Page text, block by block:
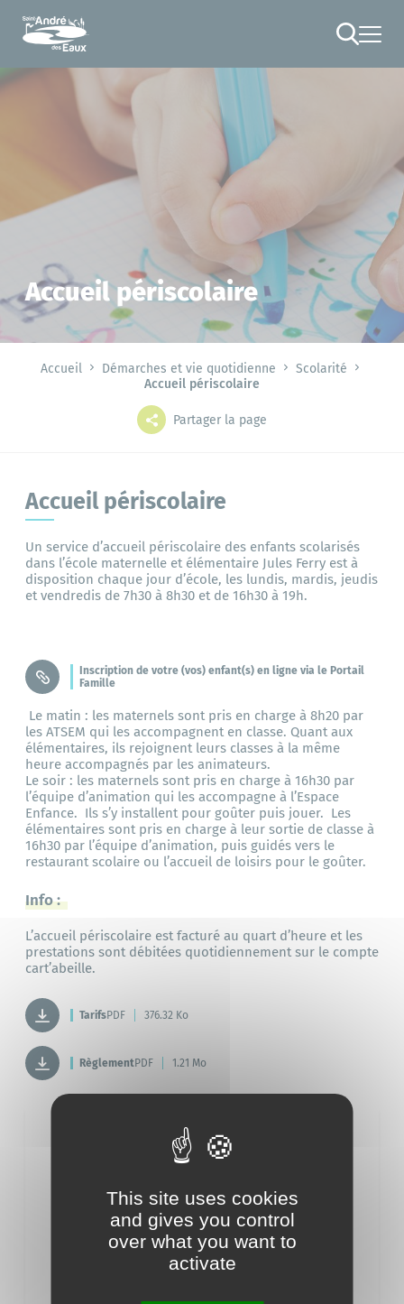
RECHERCHE
Accueil périscolaire
Accueil Démarches et vie quotidienne
Scolarité
Accueil périscolaire
Partager la page
Accueil périscolaire
Un service d’accueil périscolaire des enfants scolarisés
dans l’école maternelle et élémentaire Jules Ferry est à
disposition chaque jour d’école, les lundis, mardis, jeudis
et vendredis de 7h30 à 8h30 et de 16h30 à 19h.
Inscription de votre (vos) enfant(s) en ligne via le Portail
Famille
Le matin : les maternels sont pris en charge à 8h20 par
les ATSEM qui les accompagnent en classe. Quant aux
élémentaires, ils rejoignent leurs classes à la même
heure accompagnés par les animateurs.
Le soir : les maternels sont pris en charge à 16h30 par
l’équipe d’animation qui les accompagne à l’Espace
Enfance. Ils s’y installent pour goûter puis jouer. Les
élémentaires sont pris en charge à leur sortie de classe à
16h30 par l’équipe d’animation, puis guidés vers le
restaurant scolaire ou l’accueil de loisirs pour le goûter.
Info :
L’accueil périscolaire est facturé au quart d’heure et les
prestations sont débitées quotidiennement sur le compte
cart’abeille.
TarifsPDF 376.32 Ko
RèglementPDF 1.21 Mo
Service Enfance / Jeunesse
Annick Picard
02 40 01 27 04
44117 Saint-André-des-Eaux
Grands projets Mes démarches
This site uses cookies
and gives you control
over what you want to
activate